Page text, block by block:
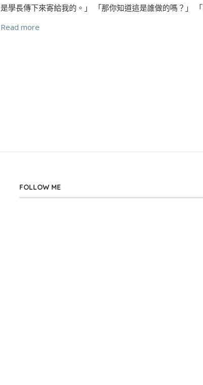
是學長傳下來寄給我的。」 「那你知道這是誰做的嗎？」 「
Read more
FOLLOW ME